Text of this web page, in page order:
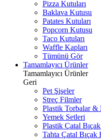
Pizza Kutuları
Baklava Kutusu
Patates Kutuları
Popcorn Kutusu
Taco Kutuları
Waffle Kapları
Tümünü Gör
Tamamlayıcı Ürünler
Tamamlayıcı Ürünler
Geri
Pet Şişeler
Streç Filmler
Plastik Torbalar &
Yemek Setleri
Plastik Çatal
Tahta Çatal Bıçak